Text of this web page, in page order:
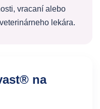
vracaní alebo
lekára.
na